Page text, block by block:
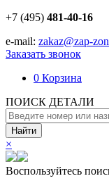
+7 (495) 481-40-16
e-mail: zakaz@zap-
Заказать звонок
0 Корзина
ПОИСК ДЕТАЛИ
Найти
×
Воспользуйтесь